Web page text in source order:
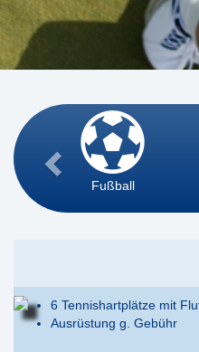
Fußball
6 Tennishartplätze mit
Ausrüstung g. Gebühr